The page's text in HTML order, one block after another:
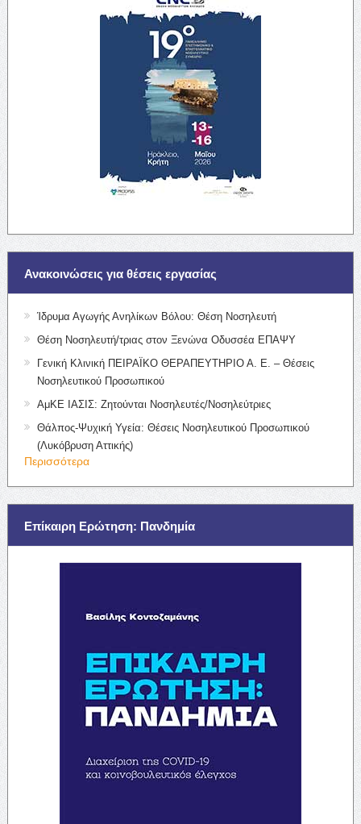
Ανακοινώσεις για θέσεις εργασίας
Ίδρυμα Αγωγής Ανηλίκων Βόλου: Θέση Νοσηλευτή
Θέση Νοσηλευτή/τριας στον Ξενώνα Οδυσσέα ΕΠΑΨΥ
Γενική Κλινική ΠΕΙΡΑΪΚΟ ΘΕΡΑΠΕΥΤΗΡΙΟ Α. Ε. – Θέσεις
Νοσηλευτικού Προσωπικού
ΑμΚΕ ΙΑΣΙΣ: Ζητούνται Νοσηλευτές/Νοσηλεύτριες
Θάλπος-Ψυχική Υγεία: Θέσεις Νοσηλευτικού Προσωπικού
(Λυκόβρυση Αττικής)
Περισσότερα
Επίκαιρη Ερώτηση: Πανδημία